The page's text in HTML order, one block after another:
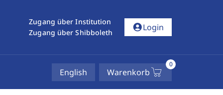
Zugang über Institution
Zugang über Shibboleth
account_circleLogin
English Warenkorb
0